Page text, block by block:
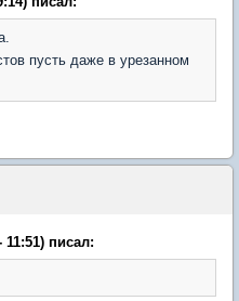
пусть даже в урезанном
писал: